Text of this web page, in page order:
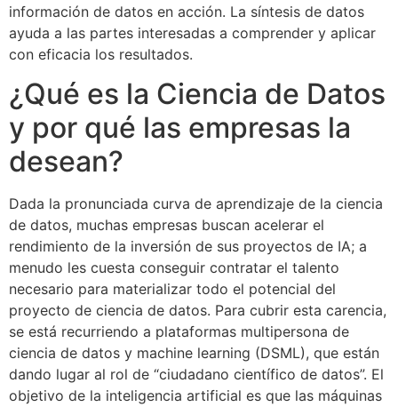
información de datos en acción. La síntesis de datos
ayuda a las partes interesadas a comprender y aplicar
con eficacia los resultados.
¿Qué es la Ciencia de Datos
y por qué las empresas la
desean?
Dada la pronunciada curva de aprendizaje de la ciencia
de datos, muchas empresas buscan acelerar el
rendimiento de la inversión de sus proyectos de IA; a
menudo les cuesta conseguir contratar el talento
necesario para materializar todo el potencial del
proyecto de ciencia de datos. Para cubrir esta carencia,
se está recurriendo a plataformas multipersona de
ciencia de datos y machine learning (DSML), que están
dando lugar al rol de “ciudadano científico de datos”. El
objetivo de la inteligencia artificial es que las máquinas